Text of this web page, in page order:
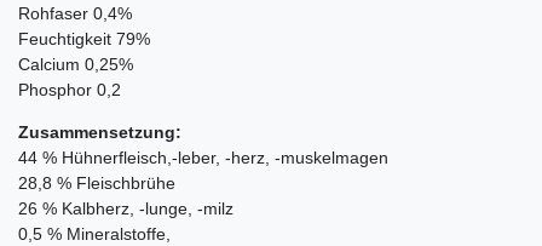
Rohfaser 0,4%
Feuchtigkeit 79%
Calcium 0,25%
Phosphor 0,2
Zusammensetzung:
44 % Hühnerfleisch,-leber, -herz, -muskelmagen
28,8 % Fleischbrühe
26 % Kalbherz, -lunge, -milz
0,5 % Mineralstoffe,